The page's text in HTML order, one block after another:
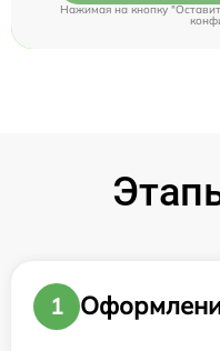
Нажимая на кнопку
1